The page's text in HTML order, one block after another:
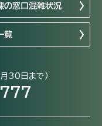
の窓口混雑状況
覧
30日まで）